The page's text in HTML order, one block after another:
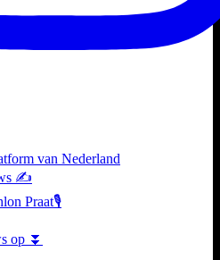
van Nederland
✍️
Praat🎙️
op ⏬